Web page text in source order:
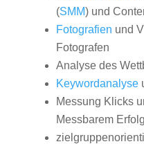
(SMM) und
Fotografien und
Fotografen
Analyse des
Keywordanalyse
Messung Klicks
Messbarem Erfolg